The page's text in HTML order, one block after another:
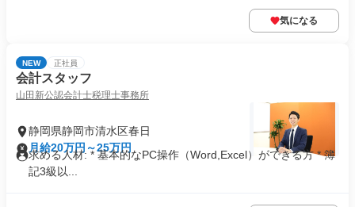
気になる
NEW 正社員
会計スタッフ
山田新公認会計士税理士事務所
静岡県静岡市清水区春日
月給20万円～25万円
求める人材: * 基本的なPC操作（Word,Excel）ができる方 * 簿
記3級以...